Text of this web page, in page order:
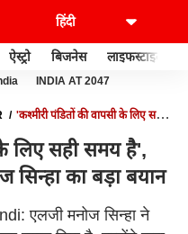
ऐस्ट्रो बिजनेस लाइफस्टाइल
INDIA AT 2047
'कश्मीरी पंडितों की वापसी के लिए सही
लिए सही समय है',
सिन्हा का बड़ा बयान
एलजी मनोज सिन्हा ने